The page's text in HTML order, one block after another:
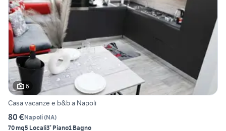
6
Casa vacanze e b&b a Napoli
80 €Napoli(NA)
70 mq5 Locali3° Piano1 Bagno